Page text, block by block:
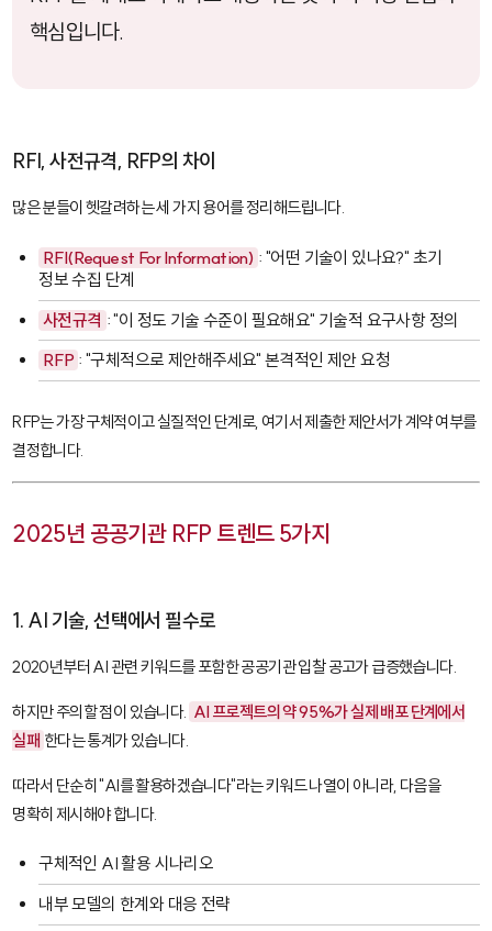
핵심입니다.
RFI, 사전규격, RFP의 차이
많은 분들이 헷갈려하는 세 가지 용어를 정리해드립니다.
RFI(Request For Information) : "어떤 기술이 있나요?" 초기
정보 수집 단계
사전규격 : "이 정도 기술 수준이 필요해요" 기술적 요구사항 정의
RFP : "구체적으로 제안해주세요" 본격적인 제안 요청
RFP는 가장 구체적이고 실질적인 단계로, 여기서 제출한 제안서가 계약 여부를
결정합니다.
2025년 공공기관 RFP 트렌드 5가지
1. AI 기술, 선택에서 필수로
2020년부터 AI 관련 키워드를 포함한 공공기관 입찰 공고가 급증했습니다.
하지만 주의할 점이 있습니다. AI 프로젝트의 약 95%가 실제 배포 단계에서
실패 한다는 통계가 있습니다.
따라서 단순히 "AI를 활용하겠습니다"라는 키워드 나열이 아니라, 다음을
명확히 제시해야 합니다.
구체적인 AI 활용 시나리오
내부 모델의 한계와 대응 전략